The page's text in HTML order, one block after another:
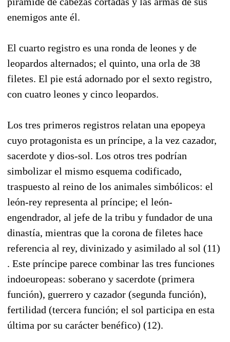
enemigos ante él.
El cuarto registro es una ronda de leones y de
leopardos alternados; el quinto, una orla de 38
filetes. El pie está adornado por el sexto registro,
con cuatro leones y cinco leopardos.
Los tres primeros registros relatan una epopeya
cuyo protagonista es un príncipe, a la vez cazador,
sacerdote y dios-sol. Los otros tres podrían
simbolizar el mismo esquema codificado,
traspuesto al reino de los animales simbólicos: el
león-rey representa al príncipe; el león-
engendrador, al jefe de la tribu y fundador de una
dinastía, mientras que la corona de filetes hace
referencia al rey, divinizado y asimilado al sol (11)
. Este príncipe parece combinar las tres funciones
indoeuropeas: soberano y sacerdote (primera
función), guerrero y cazador (segunda función),
fertilidad (tercera función; el sol participa en esta
última por su carácter benéfico) (12).